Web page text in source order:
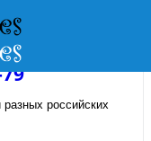
разных российских